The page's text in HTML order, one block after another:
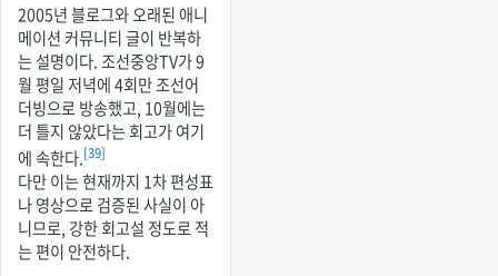
2005년 블로그와 오래된 애니
메이션 커뮤니티 글이 반복하
는 설명이다. 조선중앙TV가 9
월 평일 저녁에 4회만 조선어
더빙으로 방송했고, 10월에는
더 틀지 않았다는 회고가 여기
에 속한다.[39]
다만 이는 현재까지 1차 편성표
나 영상으로 검증된 사실이 아
니므로, 강한 회고설 정도로 적
는 편이 안전하다.